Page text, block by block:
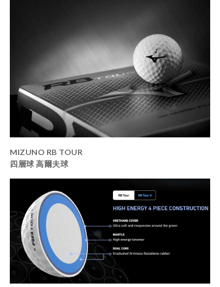
MIZUNO RB TOUR
四層球 高爾夫球